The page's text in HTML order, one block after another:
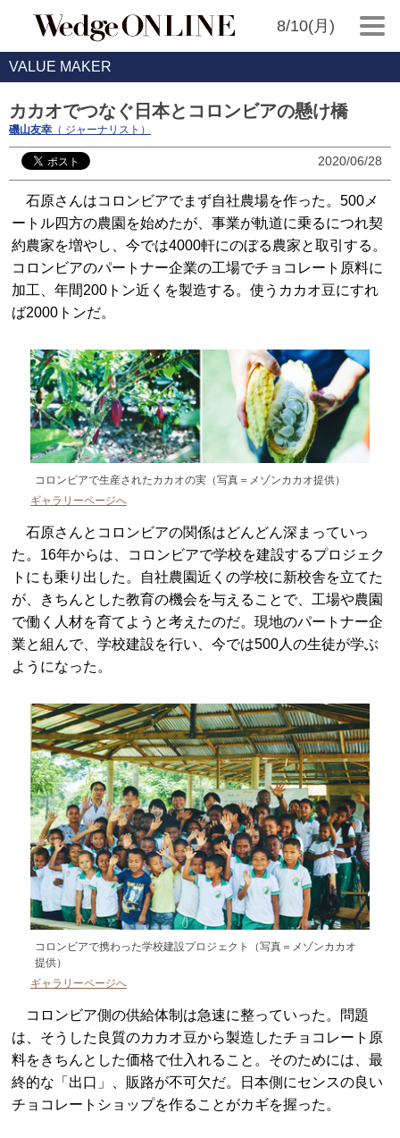
8/10(月)
VALUE MAKER
カカオでつなぐ日本とコロンビアの懸け橋
磯山友幸 （ ジャーナリスト）
2020/06/28
石原さんはコロンビアでまず自社農場を作った。500メ
ートル四方の農園を始めたが、事業が軌道に乗るにつれ契
約農家を増やし、今では4000軒にのぼる農家と取引する。
コロンビアのパートナー企業の工場でチョコレート原料に
加工、年間200トン近くを製造する。使うカカオ豆にすれ
ば2000トンだ。
コロンビアで生産されたカカオの実（写真＝メゾンカカオ提供）
ギャラリーページへ
石原さんとコロンビアの関係はどんどん深まっていっ
た。16年からは、コロンビアで学校を建設するプロジェク
トにも乗り出した。自社農園近くの学校に新校舎を立てた
が、きちんとした教育の機会を与えることで、工場や農園
で働く人材を育てようと考えたのだ。現地のパートナー企
業と組んで、学校建設を行い、今では500人の生徒が学ぶ
ようになった。
コロンビアで携わった学校建設プロジェクト（写真＝メゾンカカオ
提供）
ギャラリーページへ
コロンビア側の供給体制は急速に整っていった。問題
は、そうした良質のカカオ豆から製造したチョコレート原
料をきちんとした価格で仕入れること。そのためには、最
終的な「出口」、販路が不可欠だ。日本側にセンスの良い
チョコレートショップを作ることがカギを握った。